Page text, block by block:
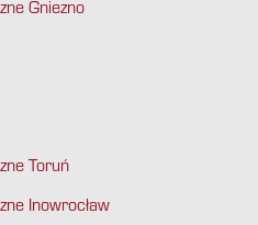
Gniezno
Toruń
Inowrocław